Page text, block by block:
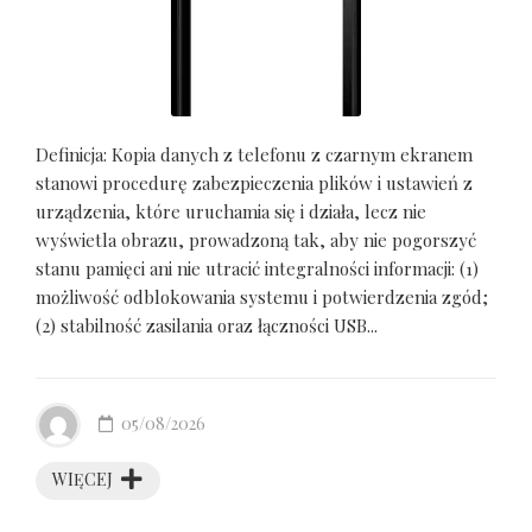
Definicja: Kopia danych z telefonu z czarnym ekranem
stanowi procedurę zabezpieczenia plików i ustawień z
urządzenia, które uruchamia się i działa, lecz nie
wyświetla obrazu, prowadzoną tak, aby nie pogorszyć
stanu pamięci ani nie utracić integralności informacji: (1)
możliwość odblokowania systemu i potwierdzenia zgód;
(2) stabilność zasilania oraz łączności USB...
WIĘCEJ
05/08/2026